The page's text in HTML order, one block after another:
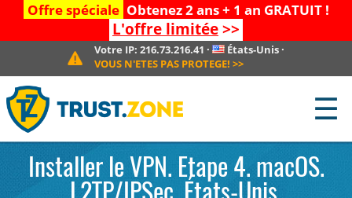
Offre spéciale Obtenez 2 ans + 1 an GRATUIT !
L'offre limitée>>
Votre IP:216.73.216.41 · États-Unis·
VOUS N'ETES PAS PROTEGE! >>
☰
Installer le VPN. Etape 4. macOS.